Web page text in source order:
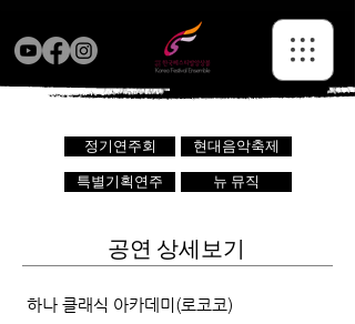
정기연주회 현대음악축제
특별기획연주 뉴 뮤직
공연 상세보기
하나 클래식 아카데미(로코코)